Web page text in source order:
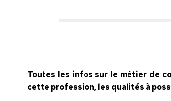
Toutes les infos sur le métier de
cette profession, les qualités à